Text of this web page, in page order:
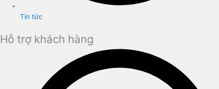
Tin tức
Hỗ trợ khách hàng